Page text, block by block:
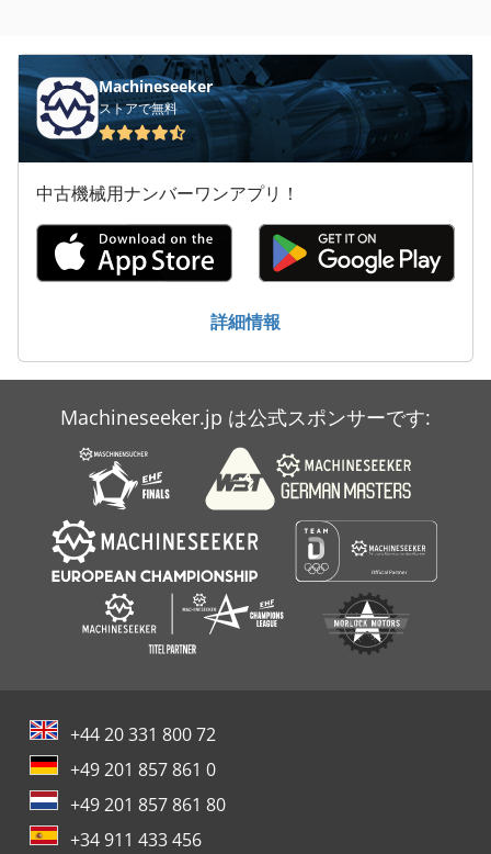
用紙計数機
送風機
Machineseeker
ストアで無料
中古機械用ナンバーワンアプリ！
詳細情報
Machineseeker.jp は公式スポンサーです:
+44 20 331 800 72
+49 201 857 861 0
+49 201 857 861 80
+34 911 433 456